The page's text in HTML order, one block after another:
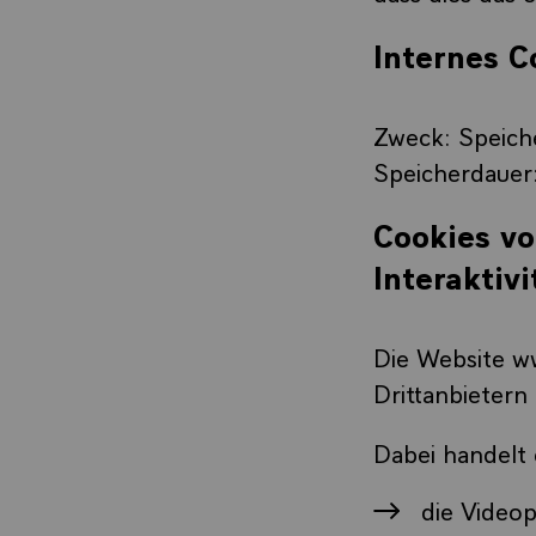
Internes
Zweck:
Cookies
Die Website
Dabei
die